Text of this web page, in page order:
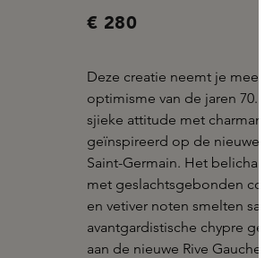
€ 280
Deze creatie neemt je mee
optimisme van de jaren 70.
sjieke attitude met charmante
geïnspireerd op de nieuwe
Saint-Germain. Het
met geslachtsgebonden
en vetiver noten smelten
avantgardistische chypre
aan de nieuwe Rive Gauche